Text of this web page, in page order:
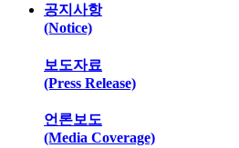
공지사항
(Notice)
보도자료
(Press Release)
언론보도
(Media Coverage)